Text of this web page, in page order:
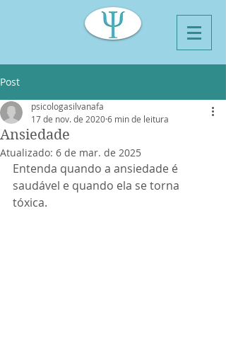
Post
Ansiedade
psicologasilvanafa
17 de nov. de 20206 min de leitura
Atualizado: 6 de mar. de 2025
Entenda quando a ansiedade é
saudável e quando ela se torna
tóxica.